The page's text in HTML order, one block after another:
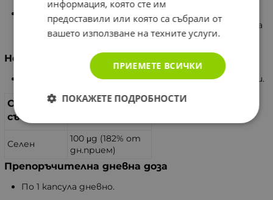
Поддържа имунитета и предпазва клетките от
оксидативен стрес, както и поддържа функцията
на щитовидната жлеза.
Не съдържа
Изкуствени оцветители, аромати, подсладители.
Основни
съставки
Селен
100 μg (182% от
дн.прием)
Препоръчителна дневна доза
По 1 капсула дневно.
информация, която сте им
предоставили или която са събрали от
вашето използване на техните услуги.
ПРИЕМЕТЕ ВСИЧКИ
ПОКАЖЕТЕ ПОДРОБНОСТИ